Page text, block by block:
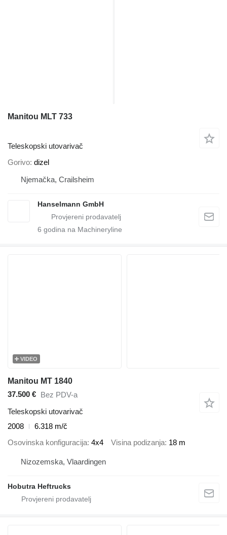
Manitou MLT 733
Teleskopski utovarivač
Gorivo dizel
Njemačka, Crailsheim
Hanselmann GmbH
6 godina na Machineryline
VIDEO
Manitou MT 1840
37.500 € Bez PDV-a
Teleskopski utovarivač
2008
6.318 m/č
Osovinska konfiguracija 4x4 Visina podizanja 18 m
Nizozemska, Vlaardingen
Hobutra Heftrucks